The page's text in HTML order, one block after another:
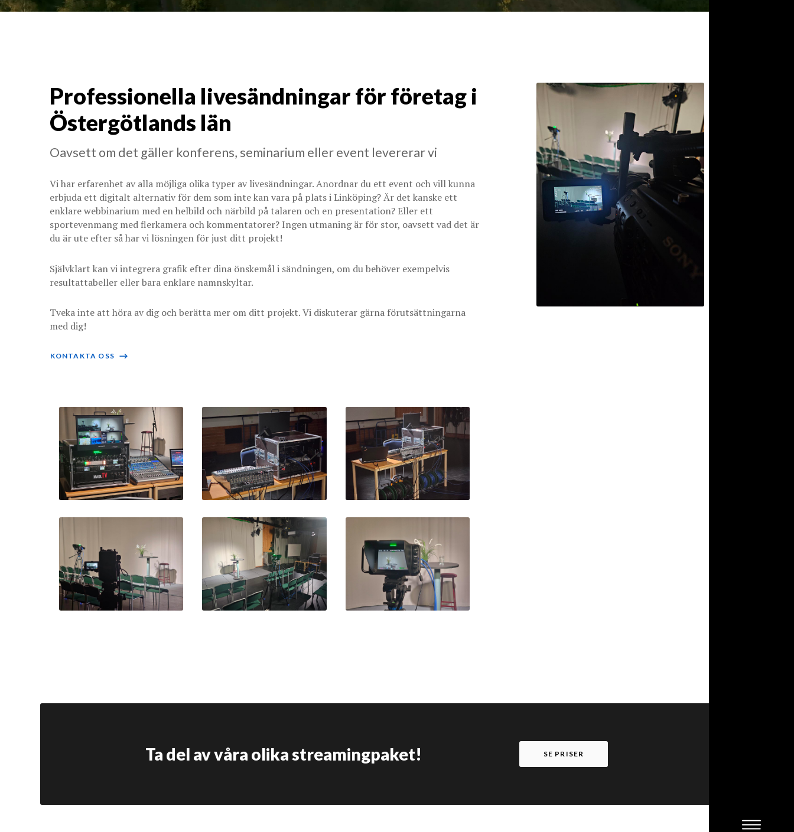
Professionella livesändningar för företag i
Östergötlands län
Oavsett om det gäller konferens, seminarium eller event levererar vi
Vi har erfarenhet av alla möjliga olika typer av livesändningar. Anordnar du ett event och vill kunna
erbjuda ett digitalt alternativ för dem som inte kan vara på plats i Linköping? Är det kanske ett
enklare webbinarium med en helbild och närbild på talaren och en presentation? Eller ett
sportevenmang med flerkamera och kommentatorer? Ingen utmaning är för stor, oavsett vad det är
du är ute efter så har vi lösningen för just ditt projekt!
Självklart kan vi integrera grafik efter dina önskemål i sändningen, om du behöver exempelvis
resultattabeller eller bara enklare namnskyltar.
Tveka inte att höra av dig och berätta mer om ditt projekt. Vi diskuterar gärna förutsättningarna
med dig!
KONTAKTA OSS ⟶
Ta del av våra olika streamingpaket! SE PRISER